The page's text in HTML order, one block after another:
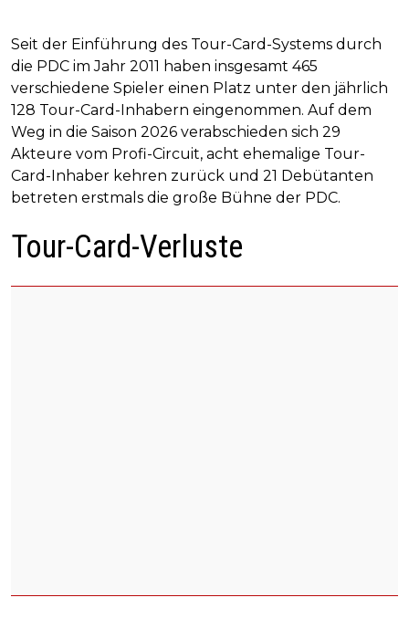
Seit der Einführung des Tour-Card-Systems durch
die PDC im Jahr 2011 haben insgesamt 465
verschiedene Spieler einen Platz unter den jährlich
128 Tour-Card-Inhabern eingenommen. Auf dem
Weg in die Saison 2026 verabschieden sich 29
Akteure vom Profi-Circuit, acht ehemalige Tour-
Card-Inhaber kehren zurück und 21 Debütanten
betreten erstmals die große Bühne der PDC.
Tour-Card-Verluste